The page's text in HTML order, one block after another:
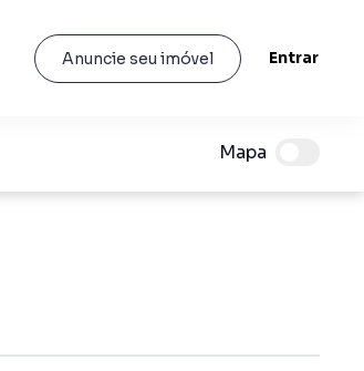
Anuncie seu imóvel Entrar
Mapa